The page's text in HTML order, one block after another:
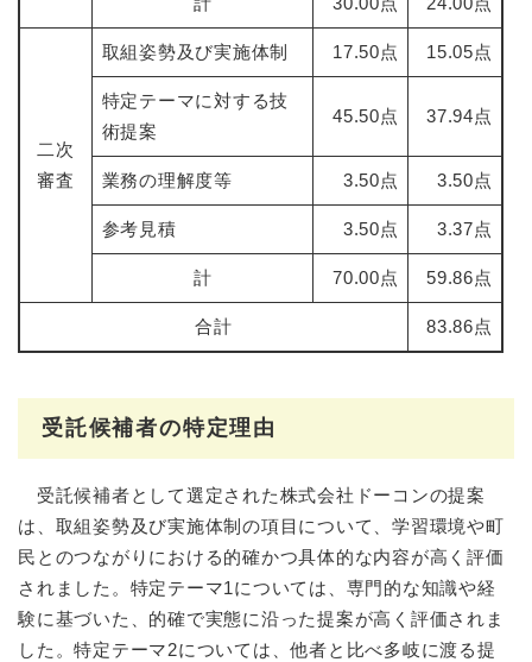
二次
審査
取組姿勢及び実施体制 17.50点 15.05点
特定テーマに対する技
術提案
45.50点 37.94点
業務の理解度等 3.50点 3.50点
参考見積 3.50点 3.37点
計 70.00点 59.86点
合計 83.86点
受託候補者の特定理由
受託候補者として選定された株式会社ドーコンの提案
は、取組姿勢及び実施体制の項目について、学習環境や町
民とのつながりにおける的確かつ具体的な内容が高く評価
されました。特定テーマ1については、専門的な知識や経
験に基づいた、的確で実態に沿った提案が高く評価されま
した。特定テーマ2については、他者と比べ多岐に渡る提